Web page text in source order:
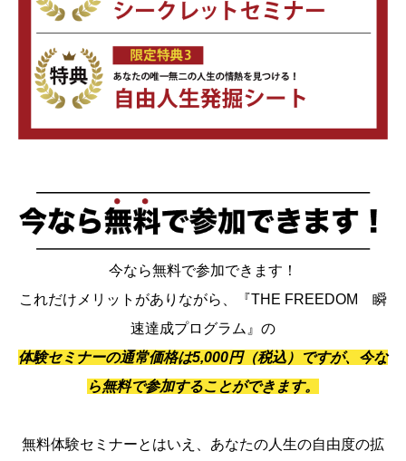
今なら無料で参加できます！
これだけメリットがありながら、『THE FREEDOM 瞬
速達成プログラム』の
体験セミナーの通常価格は5,000円（税込）ですが、今な
ら無料で参加することができます。
無料体験セミナーとはいえ、あなたの人生の自由度の拡